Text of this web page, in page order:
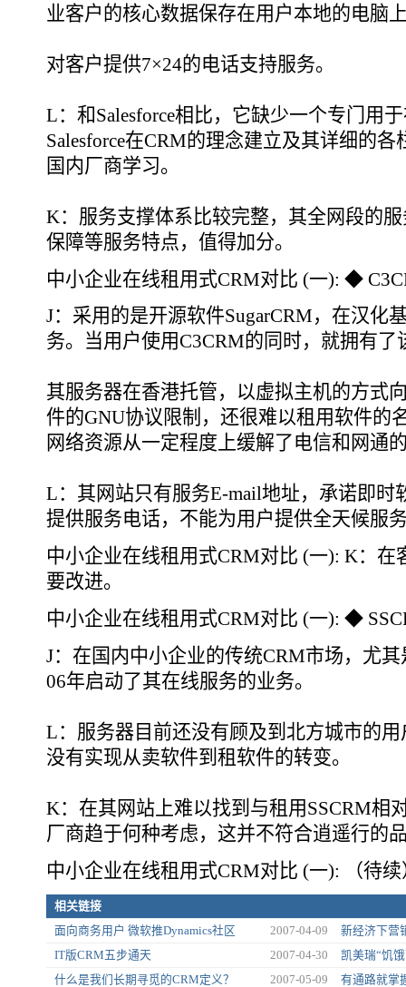
业客户的核心数据保存在用户本地的电脑
对客户提供7×24的电话支持服务。
L：和Salesforce相比，它缺少一个专门用
Salesforce在CRM的理念建立及其详细的
国内厂商学习。
K：服务支撑体系比较完整，其全网段的
保障等服务特点，值得加分。
中小企业在线租用式CRM对比 (一): ◆
J：采用的是开源软件SugarCRM，在汉化
务。当用户使用C3CRM的同时，就拥有了
其服务器在香港托管，以虚拟主机的方式
件的GNU协议限制，还很难以租用软件的
网络资源从一定程度上缓解了电信和网通
L：其网站只有服务E-mail地址，承诺即时
提供服务电话，不能为用户提供全天候服
中小企业在线租用式CRM对比 (一): K：
要改进。
中小企业在线租用式CRM对比 (一): ◆
J：在国内中小企业的传统CRM市场，尤
06年启动了其在线服务的业务。
L：服务器目前还没有顾及到北方城市的
没有实现从卖软件到租软件的转变。
K：在其网站上难以找到与租用SSCRM相
厂商趋于何种考虑，这并不符合逍遥行的
中小企业在线租用式CRM对比 (一): （待续
相关链接
面向商务用户 微软推Dynamics社区
2007-04-09
新经济下营
IT版CRM五步通天
2007-04-30
凯美瑞“饥
什么是我们长期寻觅的CRM定义？
2007-05-09 有通路就掌